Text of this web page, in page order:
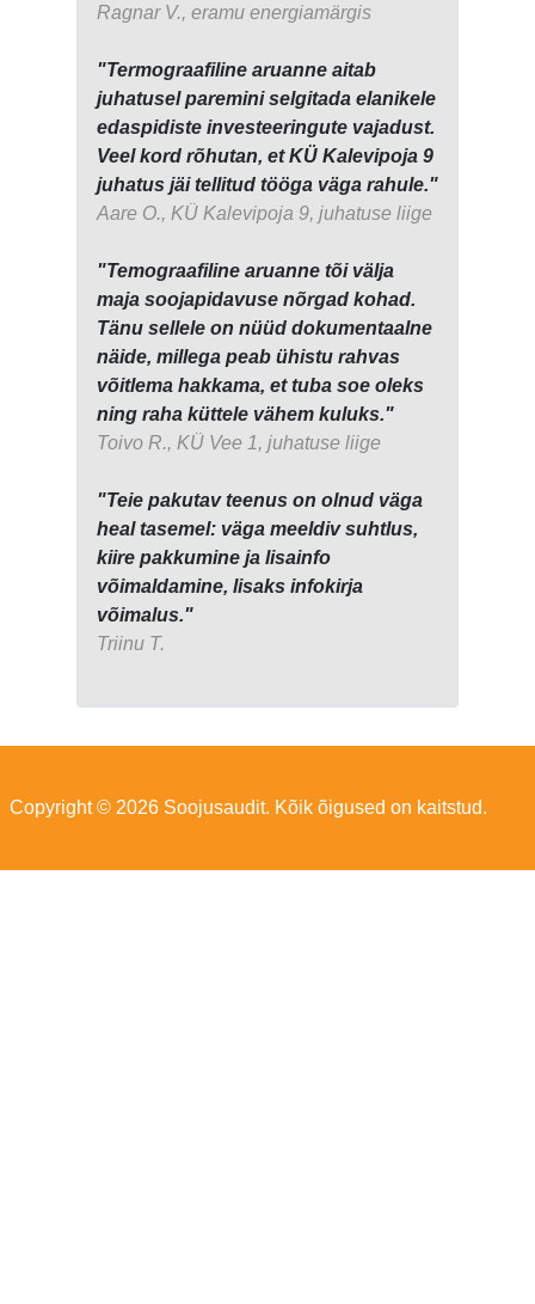
Ragnar V., eramu energiamärgis
"Termograafiline aruanne aitab
juhatusel paremini selgitada elanikele
edaspidiste investeeringute vajadust.
Veel kord rõhutan, et KÜ Kalevipoja 9
juhatus jäi tellitud tööga väga rahule."
Aare O., KÜ Kalevipoja 9, juhatuse liige
"Temograafiline aruanne tõi välja
maja soojapidavuse nõrgad kohad.
Tänu sellele on nüüd dokumentaalne
näide, millega peab ühistu rahvas
võitlema hakkama, et tuba soe oleks
ning raha küttele vähem kuluks."
Toivo R., KÜ Vee 1, juhatuse liige
"Teie pakutav teenus on olnud väga
heal tasemel: väga meeldiv suhtlus,
kiire pakkumine ja lisainfo
võimaldamine, lisaks infokirja
võimalus."
Triinu T.
Copyright © 2026 Soojusaudit. Kõik õigused on kaitstud.